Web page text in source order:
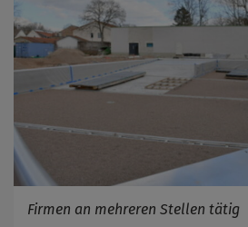
Firmen an mehreren Stellen tätig